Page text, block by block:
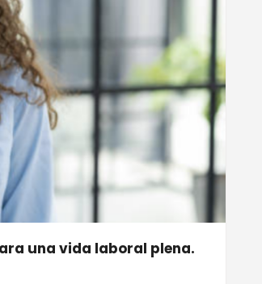
una vida laboral plena.